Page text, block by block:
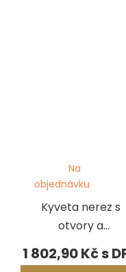
Kyveta nerez s
otvory a
prstencem,
pr.80 mm, výška
Na
objednávku
1 802,90 Kč